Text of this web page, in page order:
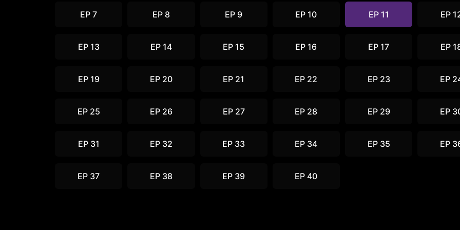
EP 7 EP 8 EP 9 EP 10 EP 11 EP
EP 13 EP 14 EP 15 EP 16 EP 17 EP
EP 19 EP 20 EP 21 EP 22 EP 23 EP
EP 25 EP 26 EP 27 EP 28 EP 29 EP
EP 31 EP 32 EP 33 EP 34 EP 35 EP
EP 37 EP 38 EP 39 EP 40